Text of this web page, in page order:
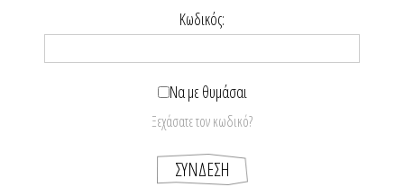
Κωδικός:
Να με θυμάσαι
Ξεχάσατε τον κωδικό?